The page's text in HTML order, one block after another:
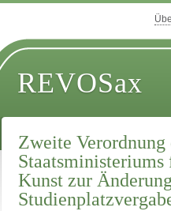
REVOSax
Zweite Verordnung
Kunst zur